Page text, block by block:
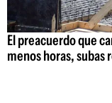
El preacuerdo que
menos horas, subas